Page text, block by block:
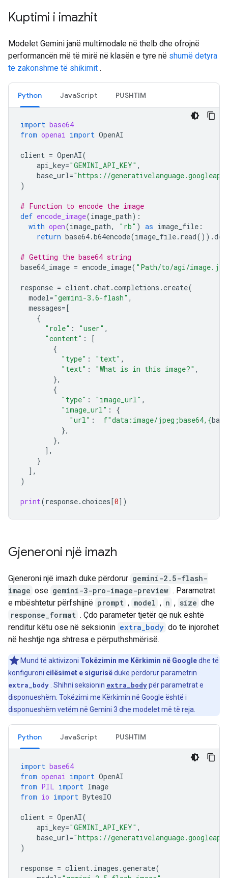
Kuptimi i imazhit
Modelet Gemini janë multimodale në thelb dhe ofrojnë
performancën më të mirë në klasën e tyre në shumë detyra
të zakonshme të shikimit .
Python JavaScript PUSHTIM
import base64
from openai import OpenAI
client = OpenAI(
api_key="GEMINI_API_KEY" ,
base_url="https://
)
# Function to encode the image
def encode_image(image_path):
with open(image_path, "rb" ) as image_file :
return base64.b64encode(image_file. read()) .
# Getting the base64 string
base64_image = encode_image( "Path/to/agi/
response = client.chat.completions .create(
model="gemini-3.6-flash" ,
messages=[
{
"role" : "user" ,
"content" :
[
{
"type" : "text" ,
"text" : "What is in this image?" ,
},
{
"type" : "image_url" ,
"image_url" :
{
"url" : f"data:image/jpeg;base64, {
},
},
],
}
],
)
print(response.choices[0])
Gjeneroni një imazh
Gjeneroni një imazh duke përdorur gemini-2.5-flash-
image ose gemini-3-pro-image-preview . Parametrat
e mbështetur përfshijnë prompt , model , n , size dhe
response_format . Çdo parametër tjetër që nuk është
renditur këtu ose në seksionin extra_body do të injorohet
në heshtje nga shtresa e përputhshmërisë.
Mund të aktivizoni Tokëzimin me Kërkimin në Googledhe të
konfiguroni cilësimet e sigurisëduke përdorur parametrin
extra_body . Shihni seksionin extra_bodypër parametrat e
disponueshëm. Tokëzimi me Kërkimin në Google është i
disponueshëm vetëm në Gemini 3 dhe modelet më të reja.
Python JavaScript PUSHTIM
import base64
from openai import OpenAI
from PIL import Image
from io import BytesIO
client = OpenAI(
api_key="GEMINI_API_KEY" ,
base_url="https://
)
response = client. images .generate(